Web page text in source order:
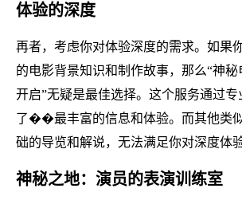
体验的深度
再者，考虑你对体验深度的需求。如果
的电影背景知识和制作故事，那么“神
开启”无疑是最佳选择。这个服务通过
了��最丰富的信息和体验。而其他类
础的导览和解说，无法满足你对深度体
神秘之地：演员的表演训练室